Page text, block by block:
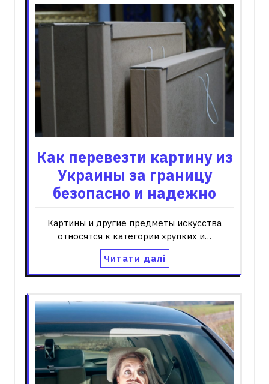
Как перевезти картину из
Украины за границу
безопасно и надежно
Картины и другие предметы искусства
относятся к категории хрупких и…
Читати далі